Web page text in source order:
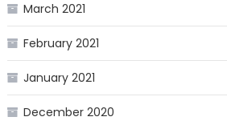
March 2021
February 2021
January 2021
December 2020